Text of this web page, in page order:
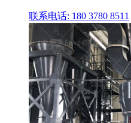
联系电话: 180 3780 8511